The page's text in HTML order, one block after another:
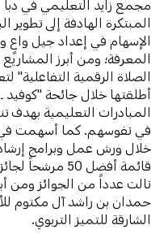
مجمع زايد التعليمي في دبا
المبتكرة الهادفة إلى تطوير
الإسهام في إعداد جيل واعٍ
المعرفة؛ ومن أبرز المشاريع
الصلاة الرقمية التفاعلية"
المبادرات التعليمية بهدف
في نفوسهم. كما أسهمت
خلال ورش عمل وبرامج
قائمة أفضل 50
نالت عدداً من الجوائز ومن
حمدان بن راشد آل مكتوم
الشارقة للتميز التربوي.